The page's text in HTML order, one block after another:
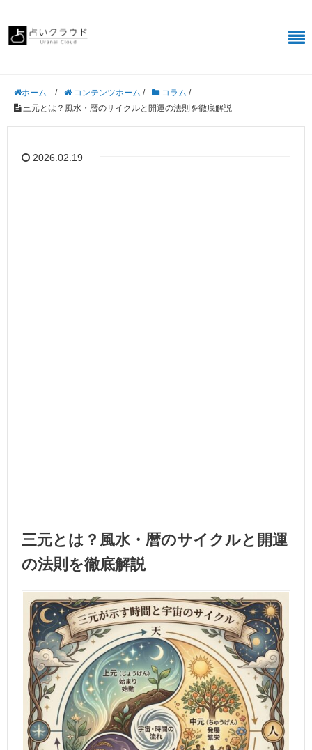
ホーム / コンテンツホーム / コラム /
三元とは？風水・暦のサイクルと開運の法則を徹底解説
2026.02.19
三元とは？風水・暦のサイクルと開運
の法則を徹底解説